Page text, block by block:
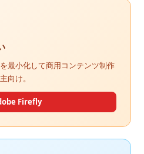
最小化して商用コンテンツ制作
向け。
Firefly